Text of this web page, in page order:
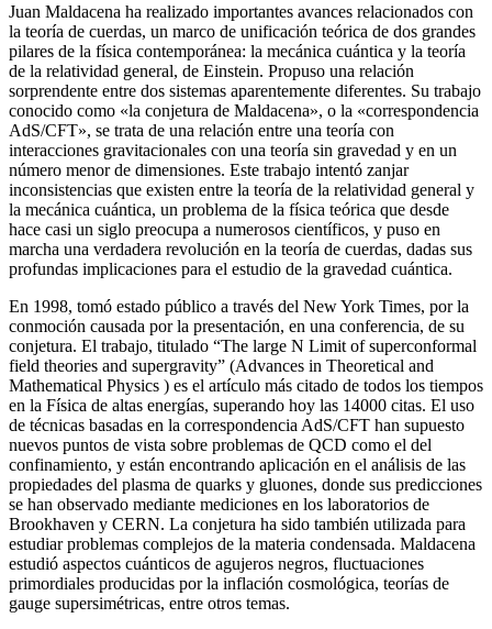
Juan Maldacena ha realizado importantes avances relacionados con
la teoría de cuerdas, un marco de unificación teórica de dos grandes
pilares de la física contemporánea: la mecánica cuántica y la teoría
de la relatividad general, de Einstein. Propuso una relación
sorprendente entre dos sistemas aparentemente diferentes. Su trabajo
conocido como «la conjetura de Maldacena», o la «correspondencia
AdS/CFT», se trata de una relación entre una teoría con
interacciones gravitacionales con una teoría sin gravedad y en un
número menor de dimensiones. Este trabajo intentó zanjar
inconsistencias que existen entre la teoría de la relatividad general y
la mecánica cuántica, un problema de la física teórica que desde
hace casi un siglo preocupa a numerosos científicos, y puso en
marcha una verdadera revolución en la teoría de cuerdas, dadas sus
profundas implicaciones para el estudio de la gravedad cuántica.
En 1998, tomó estado público a través del New York Times, por la
conmoción causada por la presentación, en una conferencia, de su
conjetura. El trabajo, titulado “The large N Limit of superconformal
field theories and supergravity” (Advances in Theoretical and
Mathematical Physics ) es el artículo más citado de todos los tiempos
en la Física de altas energías, superando hoy las 14000 citas. El uso
de técnicas basadas en la correspondencia AdS/CFT han supuesto
nuevos puntos de vista sobre problemas de QCD como el del
confinamiento, y están encontrando aplicación en el análisis de las
propiedades del plasma de quarks y gluones, donde sus predicciones
se han observado mediante mediciones en los laboratorios de
Brookhaven y CERN. La conjetura ha sido también utilizada para
estudiar problemas complejos de la materia condensada. Maldacena
estudió aspectos cuánticos de agujeros negros, fluctuaciones
primordiales producidas por la inflación cosmológica, teorías de
gauge supersimétricas, entre otros temas.